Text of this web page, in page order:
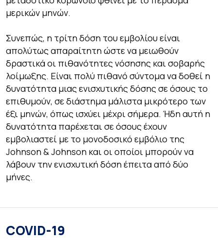
μερικών μηνών.
Συνεπώς, η τρίτη δόση του εμβολίου είναι
απολύτως απαραίτητη ώστε να μειωθούν
δραστικά οι πιθανότητες νόσησης και σοβαρής
λοίμωξης. Είναι πολύ πιθανό σύντομα να δοθεί η
δυνατότητα μιας ενισχυτικής δόσης σε όσους το
επιθυμούν, σε διάστημα μάλιστα μικρότερο των
έξι μηνών, όπως ισχύει μέχρι σήμερα. Ήδη αυτή η
δυνατότητα παρέχεται σε όσους έχουν
εμβολιαστεί με το μονοδοσικό εμβόλιο της
Johnson & Johnson και οι οποίοι μπορούν να
λάβουν την ενισχυτική δόση έπειτα από δύο
μήνες.
COVID-19